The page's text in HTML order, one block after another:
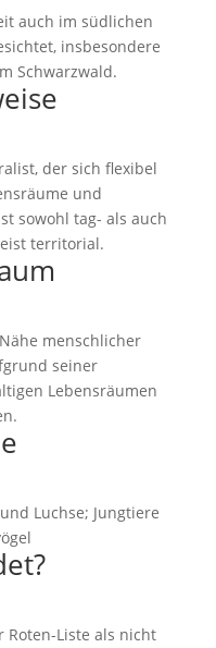
auch im südlichen
insbesondere
Schwarzwald.
der sich flexibel
und
sowohl tag- als auch
territorial.
menschlicher
seiner
Lebensräumen
Luchse; Jungtiere
Roten-Liste als nicht